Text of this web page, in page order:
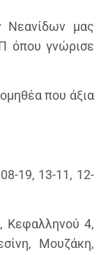
Νεανίδων μας
όπου γνώρισε
που άξια
19, 13-11, 12-
Κεφαλληνού 4,
Μουζάκη,